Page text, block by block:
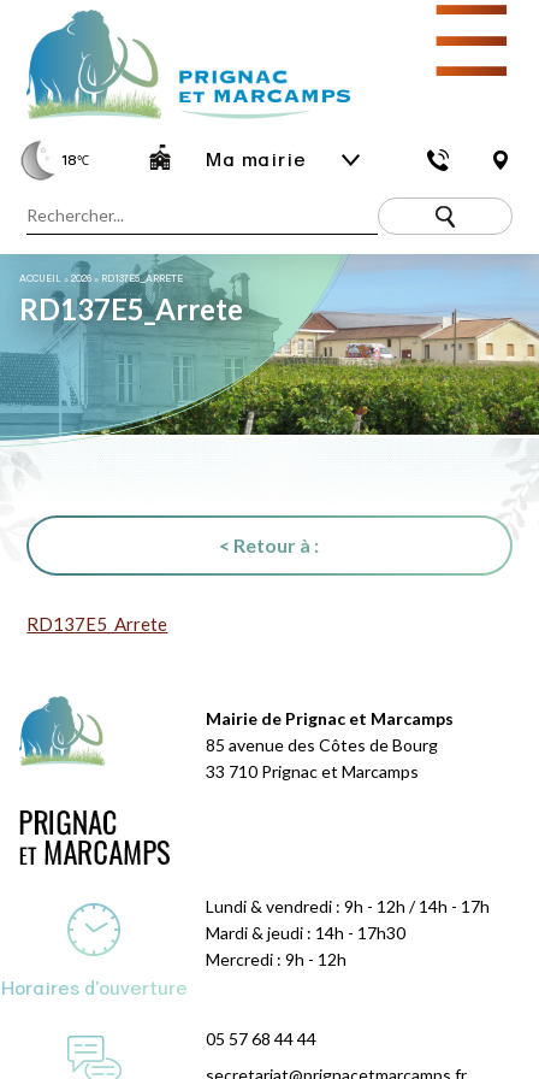
18℃ Ma mairie
☰
ACCUEIL »2026 » RD137E5_ARRETE
RD137E5_Arrete
< Retour à :
RD137E5_Arrete
Mairie de Prignac et Marcamps
85 avenue des Côtes de Bourg
33 710 Prignac et Marcamps
Horaires d'ouverture
Lundi & vendredi : 9h - 12h / 14h - 17h
Mardi & jeudi : 14h - 17h30
Mercredi : 9h - 12h
05 57 68 44 44